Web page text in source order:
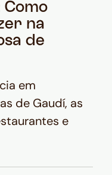
Como
na
de
em
de Gaudí, as
e